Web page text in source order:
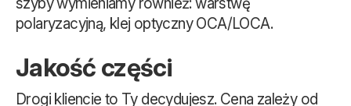
szyby wymieniamy również: warstwę
polaryzacyjną, klej optyczny OCA/LOCA.
Jakość części
Drogi kliencie to Ty decydujesz. Cena zależy od